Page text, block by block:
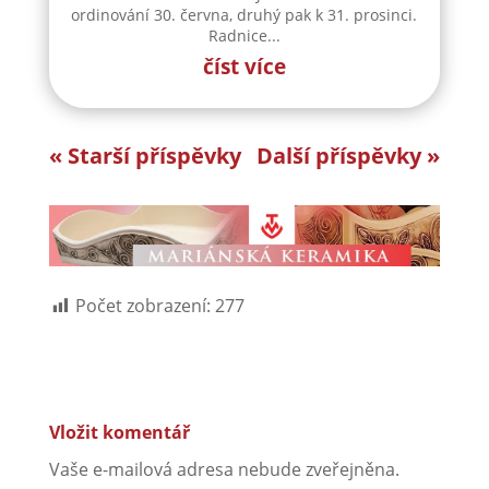
ordinování 30. června, druhý pak k 31. prosinci.
Radnice...
číst více
« Starší příspěvky Další příspěvky »
Počet zobrazení: 277
Vložit komentář
Vaše e-mailová adresa nebude zveřejněna.